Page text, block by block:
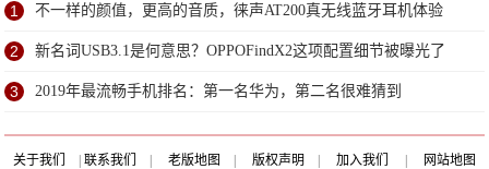
1 不一样的颜值，更高的音质，徕声AT200真无线蓝牙耳机体验
2 新名词USB3.1是何意思？OPPOFindX2这项配置细节被曝光了
3 2019年最流畅手机排名：第一名华为，第二名很难猜到
关于我们 联系我们 老版地图 版权声明 加入我们
网站地图